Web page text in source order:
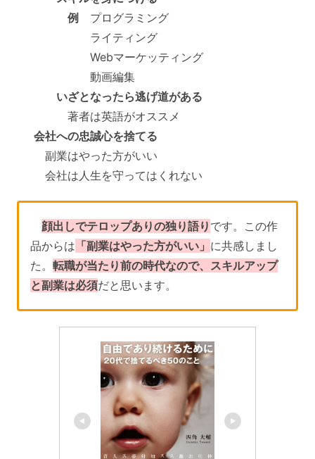
例 プログラミング
ライティング
Webマーケッティング
動画編集
いざとなったら逃げ道がある
著者は英語がオススメ
会社への忠誠心を捨てる
副業はやった方がいい
会社は人生を守ってはくれない
顔出しでテロップありの独り語り です。この作
品からは 「副業はやった方がいい」 に共感しまし
た。転職が当たり前の時代なので、スキルアップ
と副業は必須だと思います。